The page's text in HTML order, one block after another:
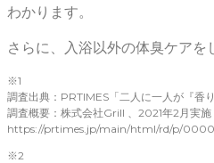
わかります。
さらに、入浴以外の体臭ケア
※1
調査出典：PRTIMES「二人に一人が『香
調査概要：株式会社Grill 、2021年2月実
https://prtimes.jp/main/html/rd/p/
※2